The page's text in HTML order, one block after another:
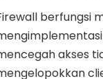
berfungsi
akses